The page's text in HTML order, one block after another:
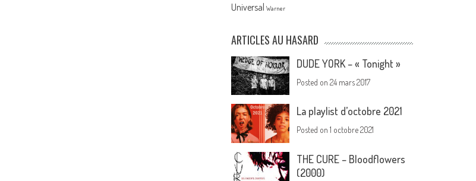
Universal Warner
ARTICLES AU HASARD
DUDE YORK – « Tonight »
Posted on24 mars 2017
La playlist d’octobre 2021
Posted on1 octobre 2021
THE CURE – Bloodflowers
(2000)